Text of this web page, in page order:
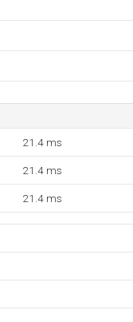
21.4 ms
21.4 ms
21.4 ms